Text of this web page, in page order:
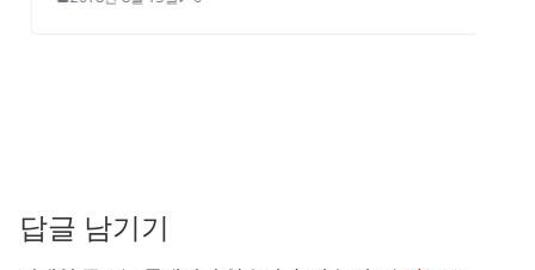
답글 남기기